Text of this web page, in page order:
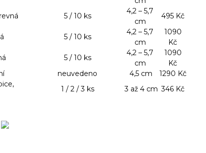
5 / 10 ks
4,2 – 5,7
cm
495 Kč
5 / 10 ks
4,2 – 5,7
cm
1090
Kč
5 / 10 ks
4,2 – 5,7
cm
1090
Kč
neuvedeno 4,5 cm
1290 Kč
1 / 2 / 3 ks 3 až 4 cm 346 Kč